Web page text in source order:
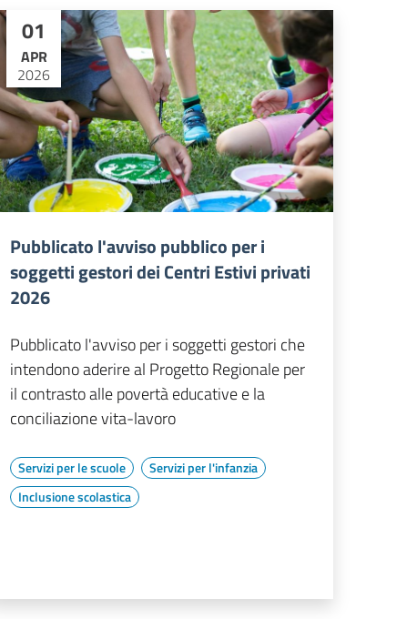
01
APR
2026
Pubblicato l'avviso pubblico per i
soggetti gestori dei Centri Estivi privati
2026
Pubblicato l'avviso per i soggetti gestori che
intendono aderire al Progetto Regionale per
il contrasto alle povertà educative e la
conciliazione vita-lavoro
Servizi per le scuole
Servizi per l'infanzia
Inclusione scolastica